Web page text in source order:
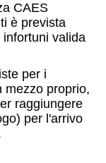
CAES
è prevista
infortuni valida
per i
mezzo proprio,
raggiungere
per l'arrivo